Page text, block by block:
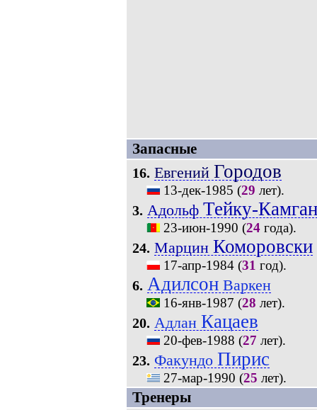
Запасные
16. Евгений Городов
13-дек-1985 (29 лет).
3. Адольф Тейку-Камган
23-июн-1990 (24года).
24. Марцин Коморовски
17-апр-1984(31 год).
6. АдилсонВаркен
16-янв-1987 (28 лет).
20. Адлан Кацаев
20-фев-1988 (27 лет).
23. Факундо Пирис
27-мар-1990 (25 лет).
Тренеры